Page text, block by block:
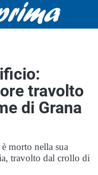
travolto
di Grana
morto nella sua
travolto dal crollo di